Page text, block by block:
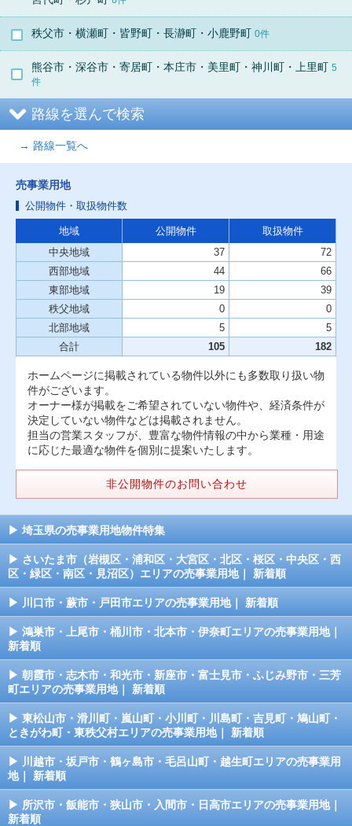
秩父市・横瀬町・皆野町・長瀞町・小鹿野町 0件
熊谷市・深谷市・寄居町・本庄市・美里町・神川町・上里町 5
件
路線を選んで検索
→ 路線一覧へ
売事業用地
公開物件・取扱物件数
地域 公開物件
取扱物件
中央地域
37
72
西部地域
44
66
東部地域
19
39
秩父地域
0
0
北部地域
5
5
合計
105 182
ホームページに掲載されている物件以外にも多数取り扱い物
件がございます。
オーナー様が掲載をご希望されていない物件や、経済条件が
決定していない物件などは掲載されません。
担当の営業スタッフが、豊富な物件情報の中から業種・用途
に応じた最適な物件を個別に提案いたします。
非公開物件のお問い合わせ
埼玉県の売事業用地物件特集
さいたま市（岩槻区・浦和区・大宮区・北区・桜区・中央区・西
区・緑区・南区・見沼区）エリアの売事業用地｜ 新着順
川口市・蕨市・戸田市エリアの売事業用地｜ 新着順
鴻巣市・上尾市・桶川市・北本市・伊奈町エリアの売事業用地｜
新着順
朝霞市・志木市・和光市・新座市・富士見市・ふじみ野市・三芳
町エリアの売事業用地｜ 新着順
東松山市・滑川町・嵐山町・小川町・川島町・吉見町・鳩山町・
ときがわ町・東秩父村エリアの売事業用地｜ 新着順
川越市・坂戸市・鶴ヶ島市・毛呂山町・越生町エリアの売事業用
地｜ 新着順
所沢市・飯能市・狭山市・入間市・日高市エリアの売事業用地｜
新着順